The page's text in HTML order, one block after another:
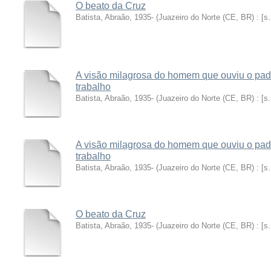
O beato da Cruz
Batista, Abraão, 1935- (Juazeiro do Norte (CE, BR) :
A visão milagrosa do homem que ouviu o
trabalho
Batista, Abraão, 1935- (Juazeiro do Norte (CE, BR) :
A visão milagrosa do homem que ouviu o
trabalho
Batista, Abraão, 1935- (Juazeiro do Norte (CE, BR) :
O beato da Cruz
Batista, Abraão, 1935- (Juazeiro do Norte (CE, BR) :